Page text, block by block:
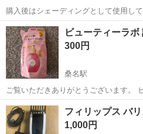
購入後はシェーディングとして使用し
用する事が無くななったので出品致します！ パウダーを使用
も持ち運び用のミラーとしてもお使い
です！！ こちらお値下げ不可とさ...
三重 鈴鹿市
300円
桑名駅
ご覧いただきありがとうございます。 ビューティーラボの詰め替えで
す。 もっととてもしっとりです。 も
もありますので一緒に渡せます。 当方、ペット喫煙者はおりません。
配送、17時以降のお渡し...
三重 桑名市 桑名駅 ヘアケア
フィリップス バ
1,000円